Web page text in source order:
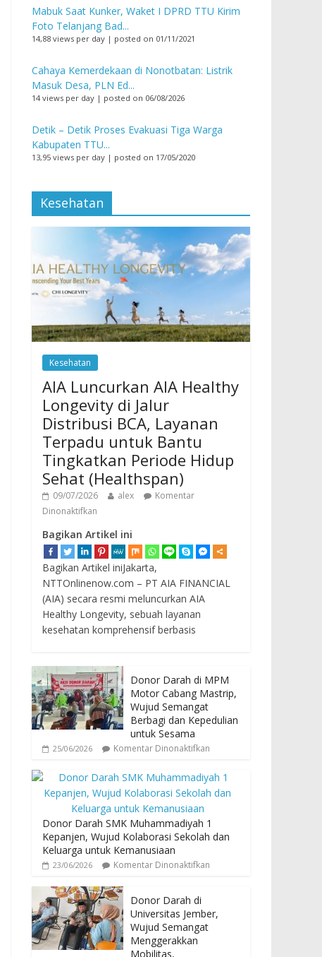
Mabuk Saat Kunker, Waket I DPRD TTU Kirim
Foto Telanjang Bad...
14,88 views per day | posted on 01/11/2021
Cahaya Kemerdekaan di Nonotbatan: Listrik
Masuk Desa, PLN Ed...
14 views per day | posted on 06/08/2026
Detik – Detik Proses Evakuasi Tiga Warga
Kabupaten TTU...
13,95 views per day | posted on 17/05/2020
Kesehatan
Kesehatan
AIA Luncurkan AIA Healthy
Longevity di Jalur
Distribusi BCA, Layanan
Terpadu untuk Bantu
Tingkatkan Periode Hidup
Sehat (Healthspan)
09/07/2026 alex
Komentar
Dinonaktifkan
Bagikan Artikel ini
Bagikan Artikel iniJakarta,
NTTOnlinenow.com – PT AIA FINANCIAL
(AIA) secara resmi meluncurkan AIA
Healthy Longevity, sebuah layanan
kesehatan komprehensif berbasis
Donor Darah di MPM
Motor Cabang Mastrip,
Wujud Semangat
Berbagi dan Kepedulian
untuk Sesama
25/06/2026 Komentar Dinonaktifkan
Donor Darah SMK Muhammadiyah 1
Kepanjen, Wujud Kolaborasi Sekolah dan
Keluarga untuk Kemanusiaan
23/06/2026 Komentar Dinonaktifkan
Donor Darah di
Universitas Jember,
Wujud Semangat
Menggerakkan
Mobilitas,